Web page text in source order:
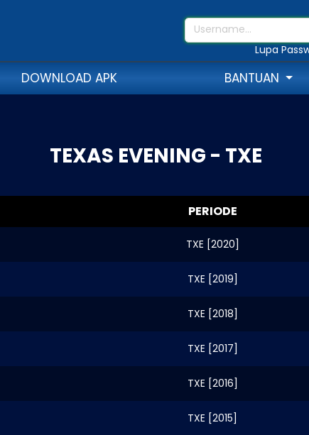
Lupa
DOWNLOAD APK BANTUAN
TEXAS EVENING - TXE
PERIODE
TXE [2020]
TXE [2019]
TXE [2018]
TXE [2017]
TXE [2016]
TXE [2015]